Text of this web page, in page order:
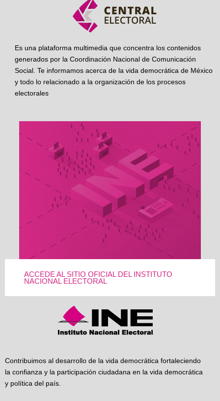
Es una plataforma multimedia que concentra los contenidos
generados por la Coordinación Nacional de Comunicación
Social. Te informamos acerca de la vida democrática de México
y todo lo relacionado a la organización de los procesos
electorales
ACCEDE AL SITIO OFICIAL DEL INSTITUTO
NACIONAL ELECTORAL
Contribuimos al desarrollo de la vida democrática fortaleciendo
la confianza y la participación ciudadana en la vida democrática
y política del país.